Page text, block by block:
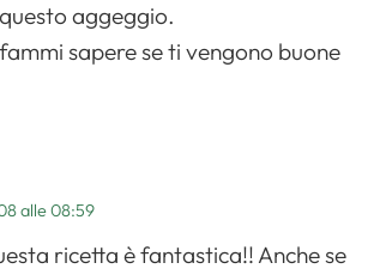
aggeggio.
sapere se ti vengono buone
alle 08:59
ricetta è fantastica!! Anche se